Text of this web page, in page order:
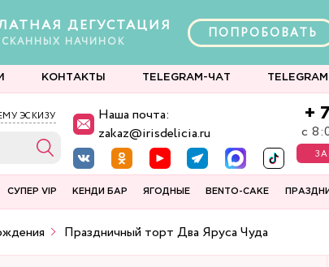
ДЕГУСТАЦИЯ
НАЧИНОК
ПОПРОБОВАТЬ
КОНТАКТЫ TELEGRAM-ЧАТ
ЭСКИЗУ
Наша почта:
zakaz@irisdelicia.ru
+
с
СУПЕР VIP КЕНДИ БАР ЯГОДНЫЕ BENTO-CAKE
Праздничный торт Два Яруса Чуда